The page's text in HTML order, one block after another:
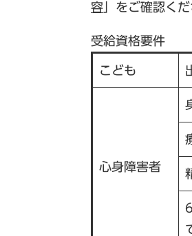
容 」をご確認くだ
受給資格要件
こども
心身障害者